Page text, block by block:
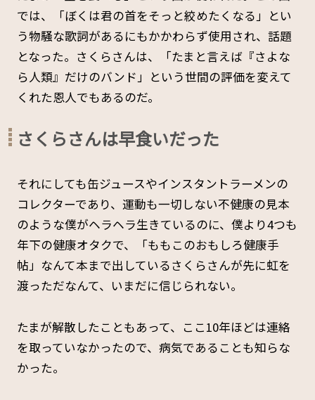
では、「ぼくは君の首をそっと絞めたくなる」とい
う物騒な歌詞があるにもかかわらず使用され、話題
となった。さくらさんは、「たまと言えば『さよな
ら人類』だけのバンド」という世間の評価を変えて
くれた恩人でもあるのだ。
さくらさんは早食いだった
それにしても缶ジュースやインスタントラーメンの
コレクターであり、運動も一切しない不健康の見本
のような僕がヘラヘラ生きているのに、僕より4つも
年下の健康オタクで、「ももこのおもしろ健康手
帖」なんて本まで出しているさくらさんが先に虹を
渡っただなんて、いまだに信じられない。
たまが解散したこともあって、ここ10年ほどは連絡
を取っていなかったので、病気であることも知らな
かった。